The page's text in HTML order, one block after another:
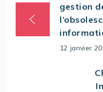
gestion
12 janvier